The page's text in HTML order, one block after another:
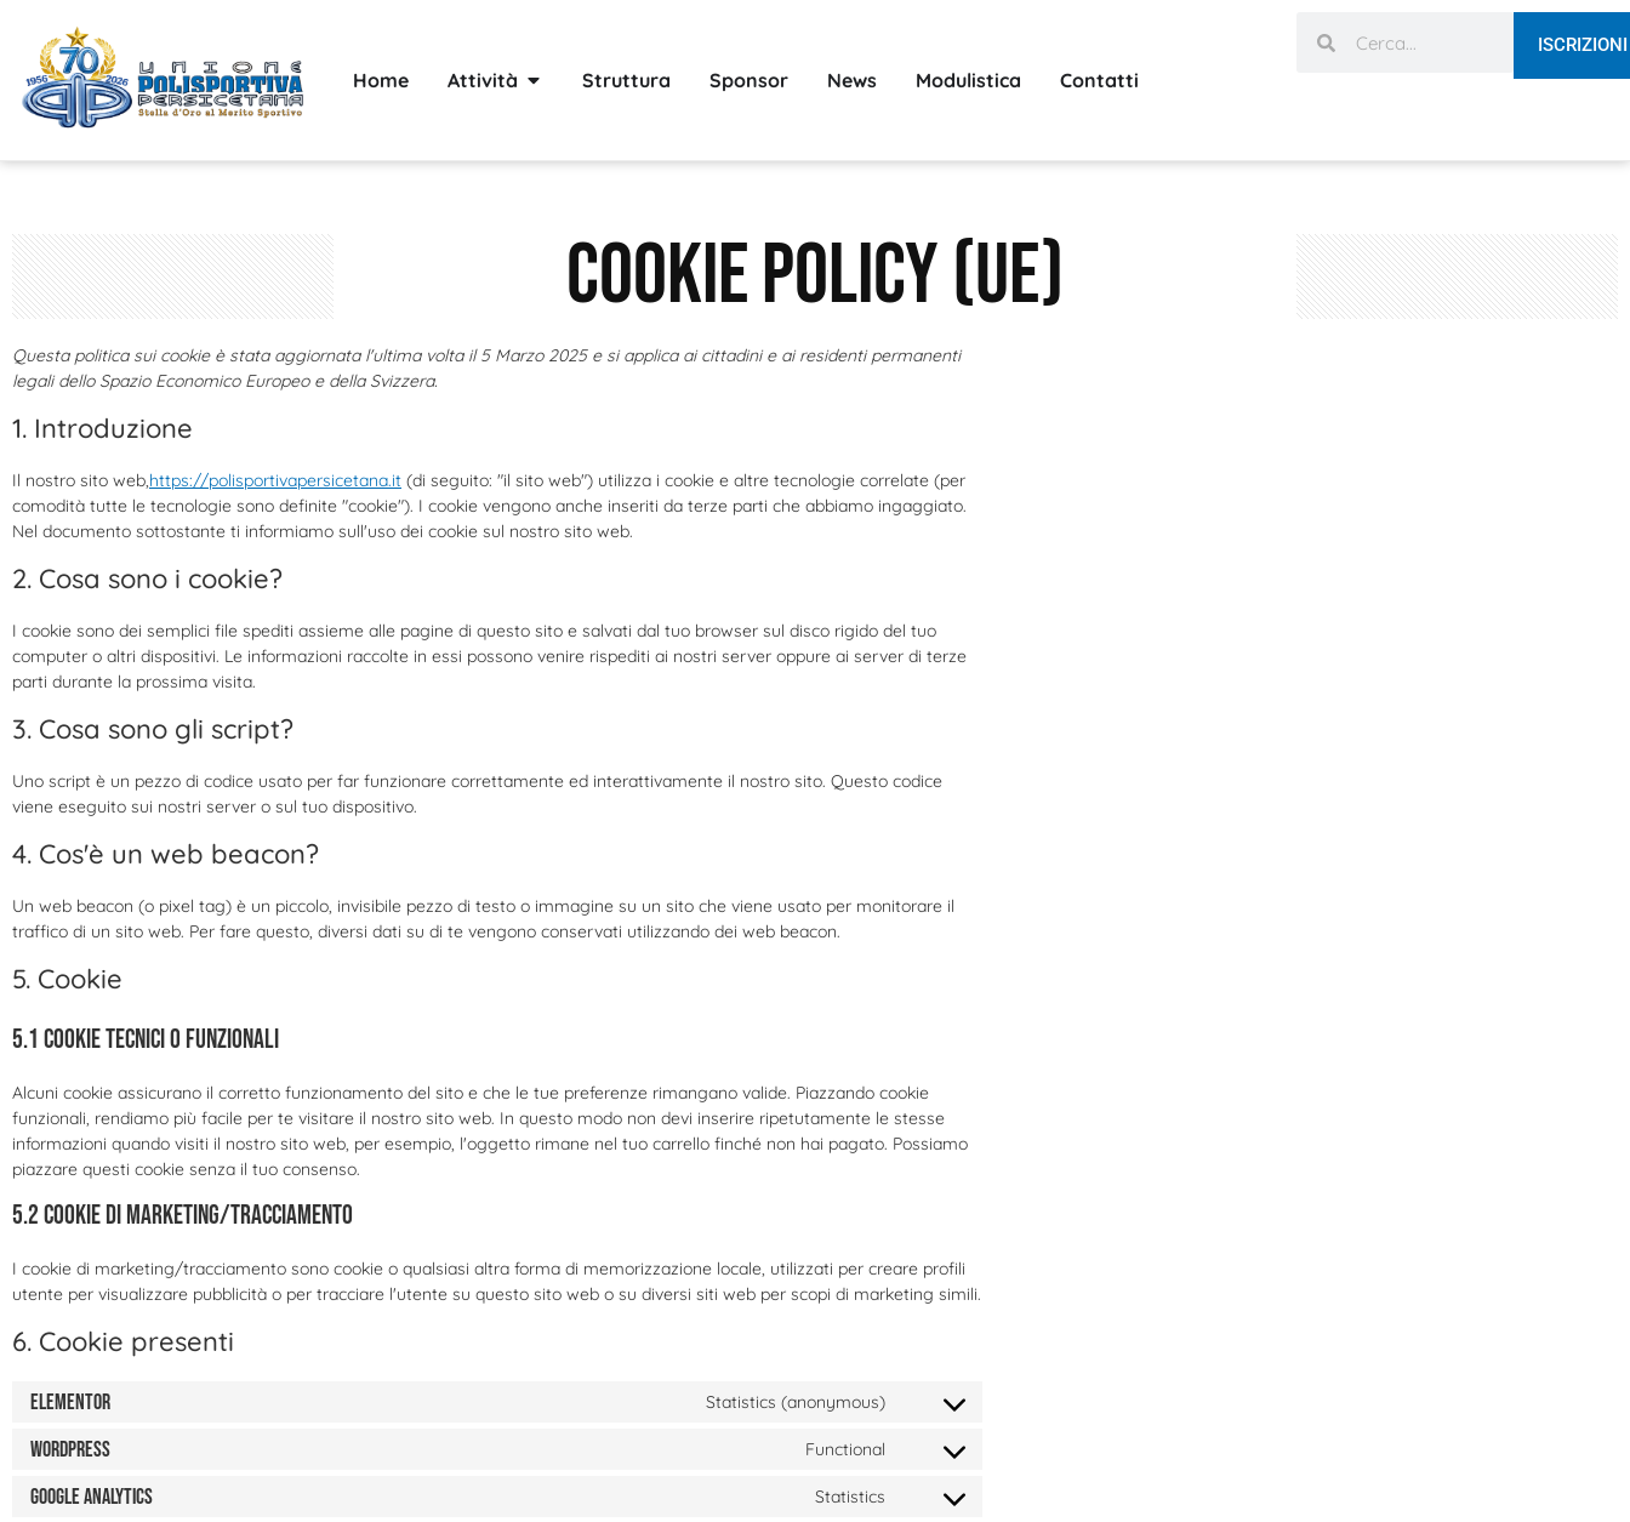
Home Attività Struttura Sponsor News Modulistica Contatti
ISCRIZIONI
Cookie Policy (UE)
Questa politica sui cookie è stata aggiornata l'ultima volta il 5 Marzo 2025 e si applica ai cittadini e ai residenti permanenti
legali dello Spazio Economico Europeo e della Svizzera.
1. Introduzione
Il nostro sito web,https://polisportivapersicetana.it (di seguito: "il sito web") utilizza i cookie e altre tecnologie correlate (per
comodità tutte le tecnologie sono definite "cookie"). I cookie vengono anche inseriti da terze parti che abbiamo ingaggiato.
Nel documento sottostante ti informiamo sull'uso dei cookie sul nostro sito web.
2. Cosa sono i cookie?
I cookie sono dei semplici file spediti assieme alle pagine di questo sito e salvati dal tuo browser sul disco rigido del tuo
computer o altri dispositivi. Le informazioni raccolte in essi possono venire rispediti ai nostri server oppure ai server di terze
parti durante la prossima visita.
3. Cosa sono gli script?
Uno script è un pezzo di codice usato per far funzionare correttamente ed interattivamente il nostro sito. Questo codice
viene eseguito sui nostri server o sul tuo dispositivo.
4. Cos'è un web beacon?
Un web beacon (o pixel tag) è un piccolo, invisibile pezzo di testo o immagine su un sito che viene usato per monitorare il
traffico di un sito web. Per fare questo, diversi dati su di te vengono conservati utilizzando dei web beacon.
5. Cookie
5.1 Cookie tecnici o funzionali
Alcuni cookie assicurano il corretto funzionamento del sito e che le tue preferenze rimangano valide. Piazzando cookie
funzionali, rendiamo più facile per te visitare il nostro sito web. In questo modo non devi inserire ripetutamente le stesse
informazioni quando visiti il nostro sito web, per esempio, l'oggetto rimane nel tuo carrello finché non hai pagato. Possiamo
piazzare questi cookie senza il tuo consenso.
5.2 Cookie di marketing/tracciamento
I cookie di marketing/tracciamento sono cookie o qualsiasi altra forma di memorizzazione locale, utilizzati per creare profili
utente per visualizzare pubblicità o per tracciare l'utente su questo sito web o su diversi siti web per scopi di marketing simili.
6. Cookie presenti
Elementor Statistics (anonymous)
WordPress Functional
Google Analytics Statistics